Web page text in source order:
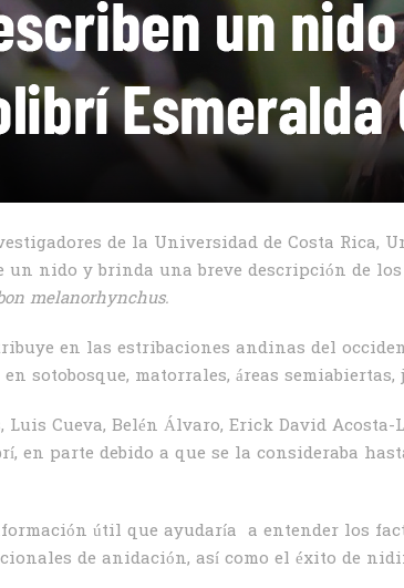
de la Universidad de Costa Rica,
un nido y brinda una breve descripción de
melanorhynchus.
en las estribaciones andinas del
sotobosque, matorrales, áreas
Luis Cueva, Belén Álvaro, Erick David
parte debido a que se la consideraba
útil que ayudaría a entender los
de anidación, así como el éxito de